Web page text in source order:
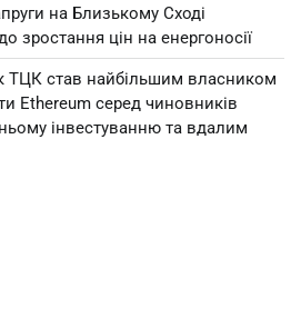
на Близькому Сході
зростання цін на енергоносії
ТЦК став найбільшим власником
Ethereum серед чиновників
інвестуванню та вдалим